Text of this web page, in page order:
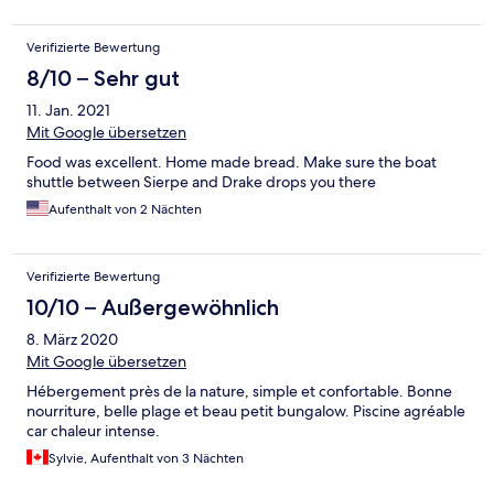
Verifizierte Bewertung
8/10 – Sehr gut
11. Jan. 2021
Mit Google übersetzen
Food was excellent. Home made bread. Make sure the boat
shuttle between Sierpe and Drake drops you there
Aufenthalt von 2 Nächten
Verifizierte Bewertung
10/10 – Außergewöhnlich
8. März 2020
Mit Google übersetzen
Hébergement près de la nature, simple et confortable. Bonne
nourriture, belle plage et beau petit bungalow. Piscine agréable
car chaleur intense.
Sylvie, Aufenthalt von 3 Nächten